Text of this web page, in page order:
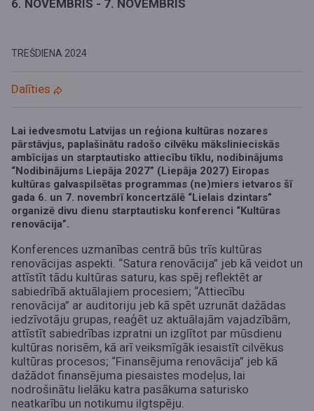
6. NOVEMBRIS - 7. NOVEMBRIS
TREŠDIENA 2024
Dalīties
Lai iedvesmotu Latvijas un reģiona kultūras nozares
pārstāvjus, paplašinātu radošo cilvēku mākslinieciskās
ambīcijas un starptautisko attiecību tīklu, nodibinājums
“Nodibinājums Liepāja 2027” (Liepāja 2027) Eiropas
kultūras galvaspilsētas programmas (ne)miers ietvaros šī
gada 6. un 7. novembrī koncertzālē “Lielais dzintars”
organizē divu dienu starptautisku konferenci “Kultūras
renovācija”.
Konferences uzmanības centrā būs trīs kultūras
renovācijas aspekti. “Satura renovācija” jeb kā veidot un
attīstīt tādu kultūras saturu, kas spēj reflektēt ar
sabiedrībā aktuālajiem procesiem; “Attiecību
renovācija” ar auditoriju jeb kā spēt uzrunāt dažādas
iedzīvotāju grupas, reaģēt uz aktuālajām vajadzībām,
attīstīt sabiedrības izpratni un izglītot par mūsdienu
kultūras norisēm, kā arī veiksmīgāk iesaistīt cilvēkus
kultūras procesos; “Finansējuma renovācija” jeb kā
dažādot finansējuma piesaistes modeļus, lai
nodrošinātu lielāku katra pasākuma saturisko
neatkarību un notikumu ilgtspēju.